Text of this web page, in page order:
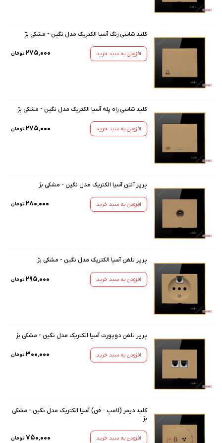
کلید شاسی زنگ آسیا الکتریک مدل نگین - مشکی بژ
افزودن به سبد خرید ۲۷۵٬۰۰۰ تومان
کلید شاسی راه پله آسیا الکتریک مدل نگین - مشکی بژ
افزودن به سبد خرید ۲۷۵٬۰۰۰ تومان
پریز آنتن آسیا الکتریک مدل نگین - مشکی بژ
افزودن به سبد خرید ۲۸۰٬۰۰۰ تومان
پریز تلفن آسیا الکتریک مدل نگین - مشکی بژ
افزودن به سبد خرید ۲۹۵٬۰۰۰ تومان
پریز تلفن دوپورت آسیا الکتریک مدل نگین - مشکی بژ
افزودن به سبد خرید ۳۰۰٬۰۰۰ تومان
کلید دیمر (لامپ - فن) آسیا الکتریک مدل نگین - مشکی
بژ
افزودن به سبد خرید ۷۵۰٬۰۰۰ تومان